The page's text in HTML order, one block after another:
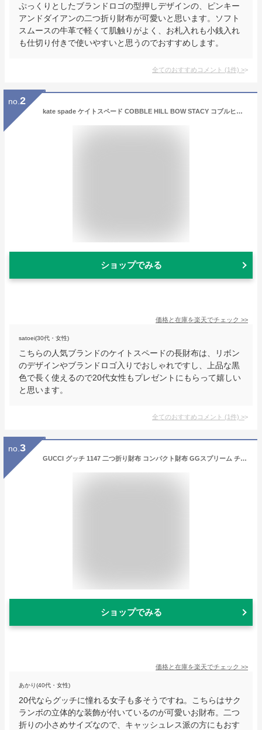
ぷっくりとしたブランドロゴの型押しデザインの、ピンキー
アンドダイアンの二つ折り財布が可愛いと思います。ソフト
スムースの牛革で軽くて肌触りがよく、お札入れも小銭入れ
も仕切り付きで使いやすいと思うのでおすすめします。
全てのおすすめコメント (1件) >
no. 2
kate spade ケイトスペード COBBLE HILL BOW STACY コブルヒル ボウ ステイシー 長財布 レディース PWRU3942 001 BLACK ブラック【楽ギフ_包装】
ショップでみる
価格と在庫を楽天でチェック >>
satoei(30代・女性)
こちらの人気ブランドのケイトスペードの長財布は、リボン
のデザインやブランドロゴ入りでおしゃれですし、上品な黒
色で長く使えるので20代女性もプレゼントにもらって嬉しい
と思います。
全てのおすすめコメント (1件) >
no. 3
GUCCI グッチ 1147 二つ折り財布 コンパクト財布 GGスプリーム チェリー サクランボ ブラウン レッド ホック開閉 レディース 管理HS38580
ショップでみる
価格と在庫を楽天でチェック >>
あかり(40代・女性)
20代ならグッチに憧れる女子も多そうですね。こちらはサク
ランボの立体的な装飾が付いているのが可愛いお財布。二つ
折りの小さめサイズなので、キャッシュレス派の方にもおす